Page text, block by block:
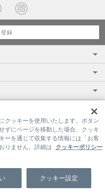
録
INC.
クッキーを使用いたします。ボタン
ずにページを移動した場合、クッキ
ーを通じて収集する情報には「お客
りません。詳細は クッキーポリシー
クッキー設定